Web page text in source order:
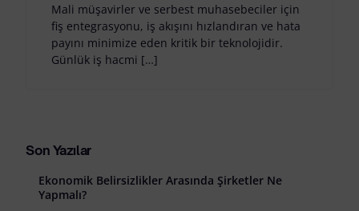
Mali müşavirler ve serbest muhasebeciler için
fiş entegrasyonu, iş akışını hızlandıran ve hata
payını minimize eden kritik bir teknolojidir.
Günlük iş hacmi […]
Son Yazılar
Ekonomik Belirsizlikler Arasında Şirketler Ne
Yapmalı?